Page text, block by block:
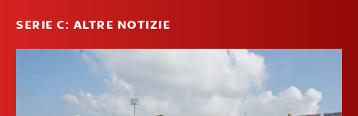
SERIE C: ALTRE NOTIZIE